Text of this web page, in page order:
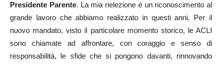
Presidente Parente. La mia rielezione è un riconoscimento al
grande lavoro che abbiamo realizzato in questi anni. Per il
nuovo mandato, visto il particolare momento storico, le ACLI
sono chiamate ad affrontare, con coraggio e senso di
responsabilità, le sfide che si pongono davanti, rinnovando